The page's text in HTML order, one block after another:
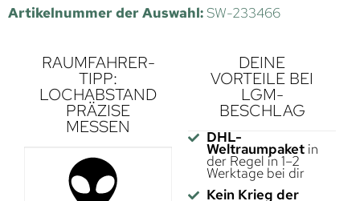
Artikelnummer der Auswahl:SW-233466
RAUMFAHRER-
TIPP:
LOCHABSTAND
PRÄZISE
MESSEN
DEINE
VORTEILE BEI
LGM-
BESCHLAG
DHL-
Weltraumpaketin
der Regel in 1–2
Werktage bei dir
Kein Krieg der